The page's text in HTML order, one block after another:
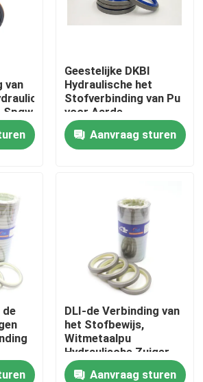
van
Spgw
Geestelijke DKBI
Hydraulische het
Stofverbinding van Pu
voor Aarde
Bewegende Machines
Aanvraag sturen
de
DLI-de Verbinding van
het Stofbewijs,
Witmetaalpu
Hydraulische Zuiger
Rod Seal
Aanvraag sturen